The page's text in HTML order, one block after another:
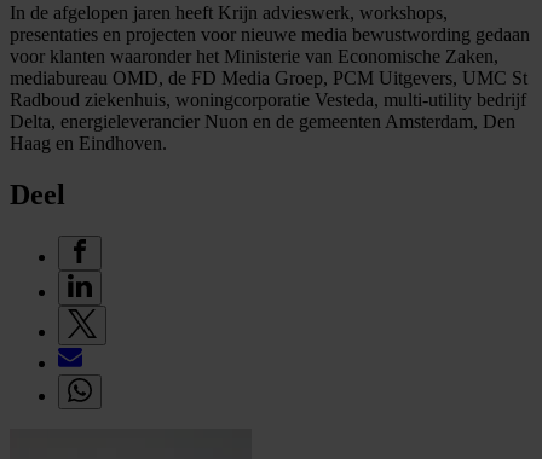
In de afgelopen jaren heeft Krijn advieswerk, workshops,
presentaties en projecten voor nieuwe media bewustwording gedaan
voor klanten waaronder het Ministerie van Economische Zaken,
mediabureau OMD, de FD Media Groep, PCM Uitgevers, UMC St
Radboud ziekenhuis, woningcorporatie Vesteda, multi-utility bedrijf
Delta, energieleverancier Nuon en de gemeenten Amsterdam, Den
Haag en Eindhoven.
Deel